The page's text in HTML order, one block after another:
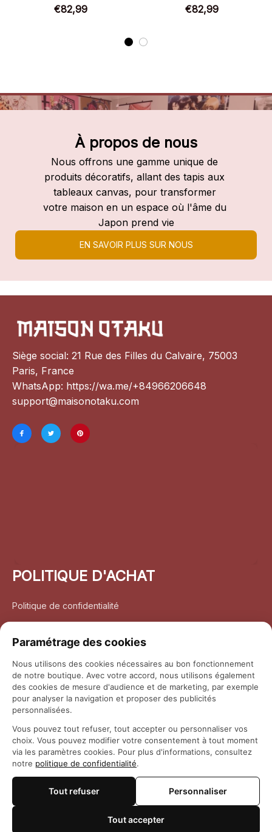
€82,99
Gear
€82,99
À propos de nous
Nous offrons une gamme unique de
produits décoratifs, allant des tapis aux
tableaux canvas, pour transformer
votre maison en un espace où l'âme du
Japon prend vie
EN SAVOIR PLUS SUR NOUS
Siège social: 21 Rue des Filles du Calvaire, 75003
Paris, France
WhatsApp: https://wa.me/+84966206648
support@maisonotaku.com
POLITIQUE D'ACHAT
Politique de confidentialité
Politique de retour et remboursement
Coordonnées
Questions fréquemment posées
© 2026 Maison Otaku
Paramétrage des cookies
Nous utilisons des cookies nécessaires au bon fonctionnement
de notre boutique. Avec votre accord, nous utilisons également
des cookies de mesure d'audience et de marketing, par exemple
pour analyser la navigation et proposer des publicités
personnalisées.
Vous pouvez tout refuser, tout accepter ou personnaliser vos
choix. Vous pouvez modifier votre consentement à tout moment
via les paramètres cookies. Pour plus d'informations, consultez
notre politique de confidentialité.
Tout refuser Personnaliser
Tout accepter